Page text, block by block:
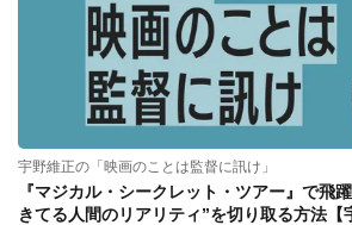
宇野維正の「映画のことは監督に訊け」
『マジカル・シークレット・ツアー』で飛
きてる人間のリアリティ”を切り取る方法【